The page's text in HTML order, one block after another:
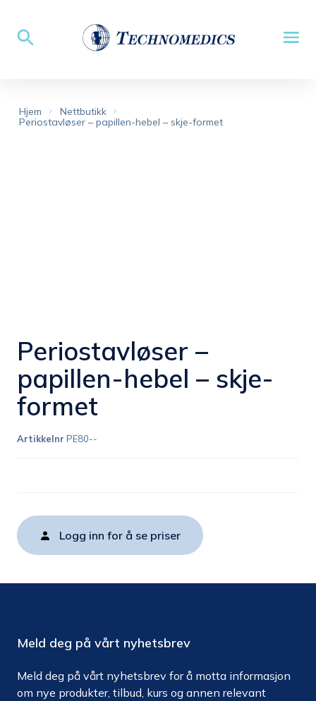
Hjem
Nettbutikk
Periostavløser – papillen-hebel – skje-formet
Periostavløser –
papillen-hebel – skje-
formet
Artikkelnr PE80--
Logg inn for å se priser
Meld deg på vårt nyhetsbrev
Meld deg på vårt nyhetsbrev for å motta informasjon
om nye produkter, tilbud, kurs og annen relevant